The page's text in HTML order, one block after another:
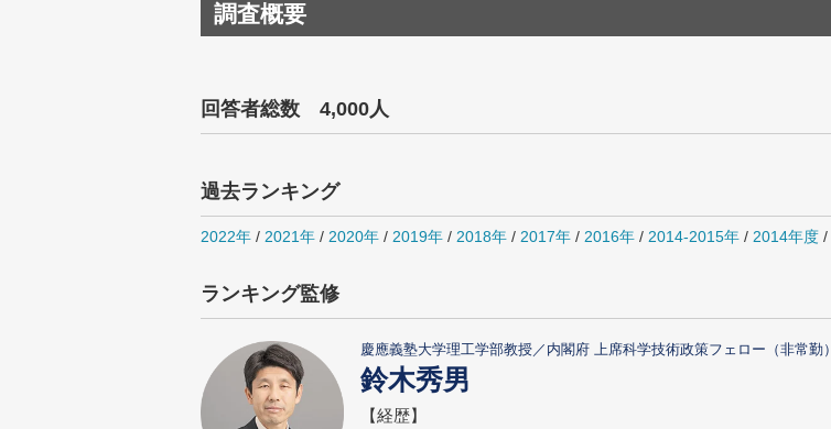
調査概要
回答者総数 4,000人
過去ランキング
2022年 / 2021年 / 2020年 / 2019年 / 2018年 / 2017年 / 2016年 / 2014-2015年 / 2014年度 /
ランキング監修
慶應義塾大学理工学部教授／内閣府 上席科学技術政策フェロー（非常勤）
鈴木秀男
【経歴】